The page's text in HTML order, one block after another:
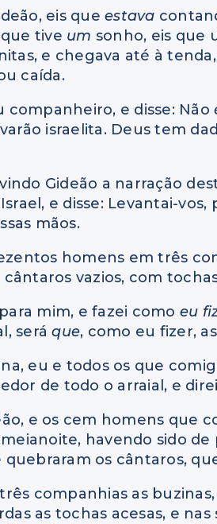
eis queestava
que tive um sonho, eis que
e chegava até à
caída.
companheiro, e disse: Não
israelita. Deus tem
Gideão a narração
e disse: Levantai-
mãos.
homens em três
cântaros vazios, com
mim, e fazei como eu
seráque, como eu fizer,
eu e todos os que
de todo o arraial, e
e os cem homens que
havendo sido
quebraram os cântaros,
companhias as
as tochas acesas, e